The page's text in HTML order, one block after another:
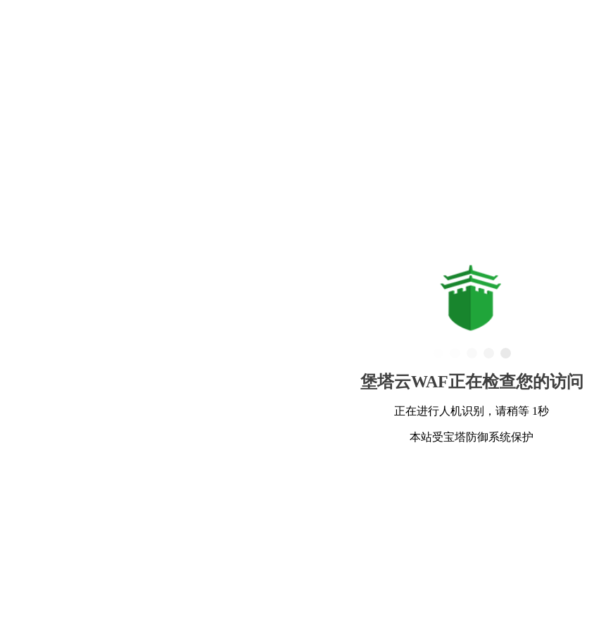
堡塔云WAF正在检查您的访问
正在进行人机识别，请稍等 1秒
本站受宝塔防御系统保护